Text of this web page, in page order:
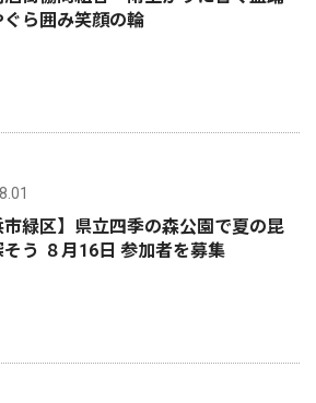
ら囲み笑顔の輪
市緑区】県立四季の森公園で夏の昆
う ８月16日 参加者を募集